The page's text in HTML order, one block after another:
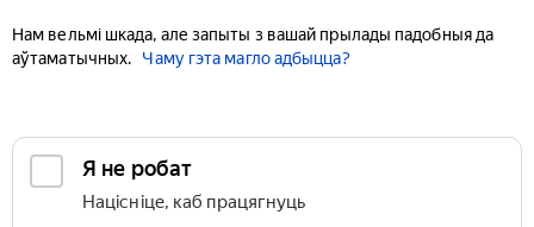
Нам вельмі шкада, але запыты з вашай прылады падобныя да
аўтаматычных.
Чаму гэта магло адбыцца?
Я не робат
Націсніце, каб працягнуць